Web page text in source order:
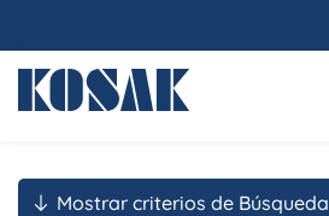
Mostrar criterios de Búsqueda